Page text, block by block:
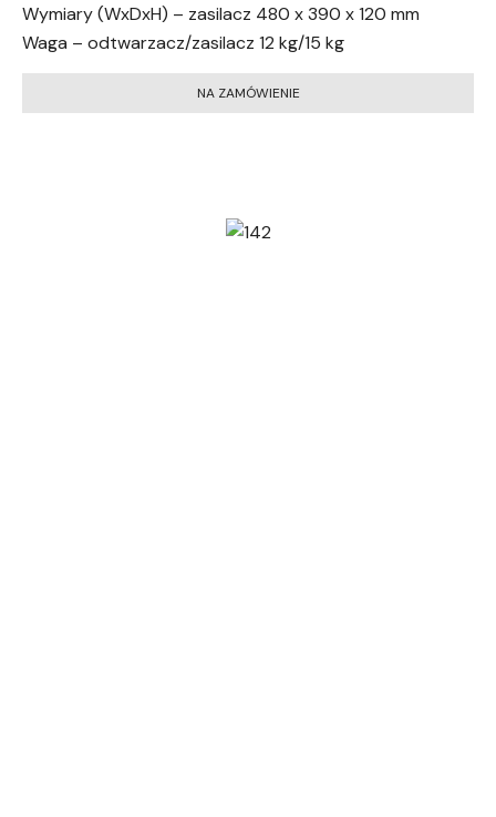
Wymiary (WxDxH) – zasilacz 480 x 390 x 120 mm
Waga – odtwarzacz/zasilacz 12 kg/15 kg
NA ZAMÓWIENIE